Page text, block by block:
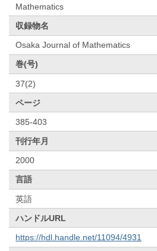
Mathematics
収録物名
Osaka Journal of Mathematics
巻(号)
37(2)
ページ
385-403
刊行年月
2000
言語
英語
ハンドルURL
https://hdl.handle.net/11094/4931